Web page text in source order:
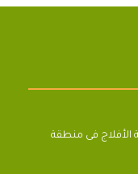
الأفلاج فى منطقة